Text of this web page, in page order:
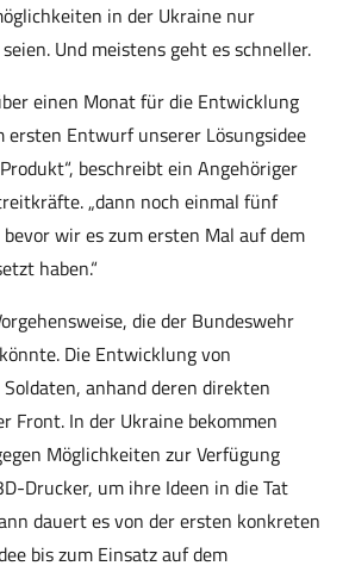
in der Ukraine nur
Und meistens geht es schneller.
einen Monat für die Entwicklung
ersten Entwurf unserer Lösungsidee
beschreibt ein Angehöriger
„dann noch einmal fünf
bevor wir es zum ersten Mal auf dem
haben.“
die der Bundeswehr
Die Entwicklung von
anhand deren direkten
Front. In der Ukraine bekommen
Möglichkeiten zur Verfügung
Drucker, um ihre Ideen in die Tat
dauert es von der ersten konkreten
bis zum Einsatz auf dem